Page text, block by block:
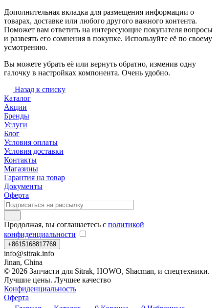
Дополнительная вкладка для размещения информации о
товарах, доставке или любого другого важного контента.
Поможет вам ответить на интересующие покупателя вопросы
и развеять его сомнения в покупке. Используйте её по своему
усмотрению.
Вы можете убрать её или вернуть обратно, изменив одну
галочку в настройках компонента. Очень удобно.
Назад к списку
Каталог
Акции
Бренды
Услуги
Блог
Условия оплаты
Условия доставки
Контакты
Магазины
Гарантия на товар
Документы
Оферта
Продолжая, вы соглашаетесь с политикой
конфиденциальности
+8615168817769
info@sitrak.info
Jinan, China
© 2026 Запчасти для Sitrak, HOWO, Shacman, и спецтехники.
Лучшие цены. Лучшее качество
Конфиденциальность
Оферта